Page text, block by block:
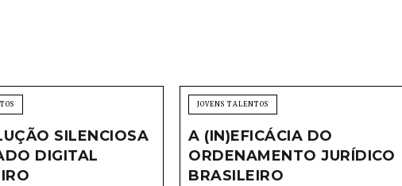
SILENCIOSA
DIGITAL
JOVENS TALENTOS
A (IN)EFICÁCIA DO
ORDENAMENTO JURÍDICO
BRASILEIRO